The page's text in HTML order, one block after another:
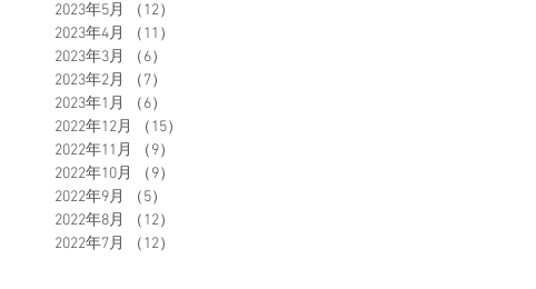
2023年5月
（12）
2023年4月
（11）
2023年3月
（6）
2023年2月
（7）
2023年1月
（6）
2022年12月
（15）
2022年11月
（9）
2022年10月
（9）
2022年9月
（5）
2022年8月
（12）
2022年7月
（12）